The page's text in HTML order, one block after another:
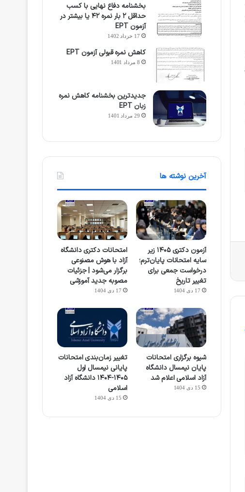
بخشنامه دفاع نهایی با کسب
حداقل ۲ بار نمره ۴۲ یا بیشتر در
آزمون EPT
17 خرداد 1402
کاهش نمره قبولی آزمون EPT
8 مرداد 1401
جدیدترین بخشنامه کاهش نمره
زبان EPT
29 مرداد 1401
آخرین نوشته ها
آزمون دکتری ۱۴۰۵ زیر
سایه امتحانات پایان‌ترم؛
درخواست جمعی برای
تغییر تاریخ
17 دی 1404
امتحانات دکتری دانشگاه
آزاد با هوش مصنوعی
برگزار می‌شود | جزئیات
مصوبه جدید آموزشی
17 دی 1404
شیوه برگزاری امتحانات
پایان نیمسال دانشگاه
آزاد اسلامی اعلام شد
15 دی 1404
تغییر زمان‌بندی امتحانات
پایانی نیمسال اول
۱۴۰۵-۱۴۰۴ دانشگاه آزاد
اسلامی
15 دی 1404